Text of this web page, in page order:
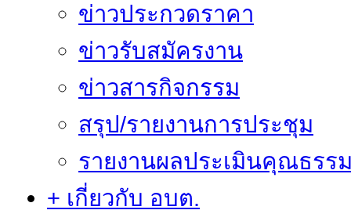
ข่าวประกวดราคา
ข่าวรับสมัครงาน
ข่าวสารกิจกรรม
สรุป/รายงานการประชุม
รายงานผลประเมินคุณธรร
+ เกี่ยวกับ อบต.